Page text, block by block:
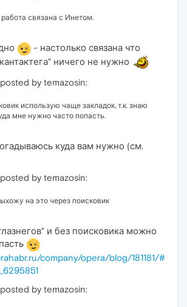
связана с Инетом.
- настолько связана что
ничего не нужно
by temazosin:
использую чаще закладок, т.к. знаю
мне нужно часто попасть.
куда вам нужно (см.
by temazosin:
на это через поисковик
и без поисковика можно
company/opera/blog/181181/#
by temazosin: